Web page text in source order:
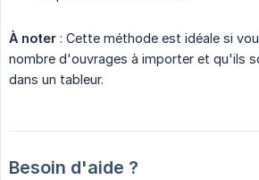
À noter : Cette méthode est idéale si
nombre d'ouvrages à importer et qu'ils
dans un tableur.
Besoin d'aide ?